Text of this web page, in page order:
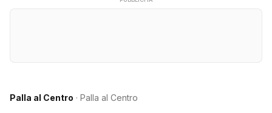
Palla al Centro · Palla al Centro